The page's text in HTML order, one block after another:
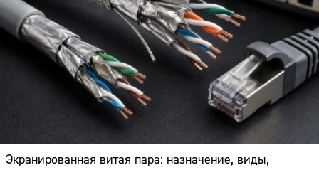
Экранированная витая пара: назначение, виды,